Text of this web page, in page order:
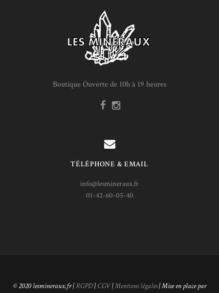
Boutique Ouverte de 10h à 19 heures
TÉLÉPHONE & EMAIL
info@lesmineraux.fr
01-42-60-05-40
© 2020 lesmineraux.fr |RGPD| CGV|Mentions légales| Mise en place par